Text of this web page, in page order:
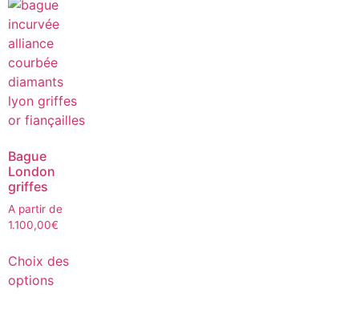
Bague
London
griffes
A partir de
1.100,00€
Choix des
options